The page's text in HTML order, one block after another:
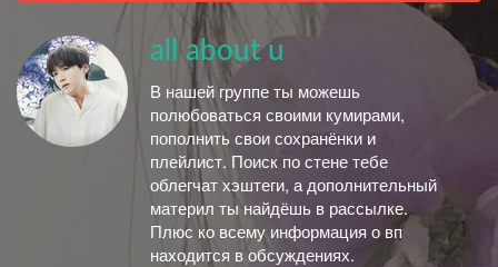
all about u
В нашей группе ты можешь
полюбоваться своими кумирами,
пополнить свои сохранёнки и
плейлист. Поиск по стене тебе
облегчат хэштеги, а дополнительный
материл ты найдёшь в рассылке.
Плюс ко всему информация о вп
находится в обсуждениях.